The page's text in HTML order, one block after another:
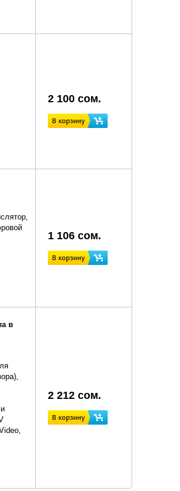
2 100 сом.
1 106 сом.
в
2 212 сом.